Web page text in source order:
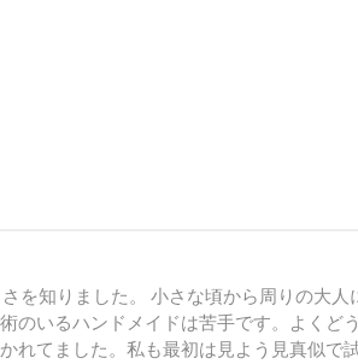
を知りました。 小さな頃から周りの大人
のいるハンドメイドは苦手です。よくど
れてました。私も最初は見よう見真似で